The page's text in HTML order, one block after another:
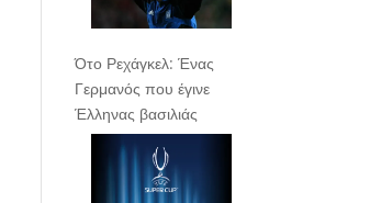
Ότο Ρεχάγκελ: Ένας
Γερμανός που έγινε
Έλληνας βασιλιάς